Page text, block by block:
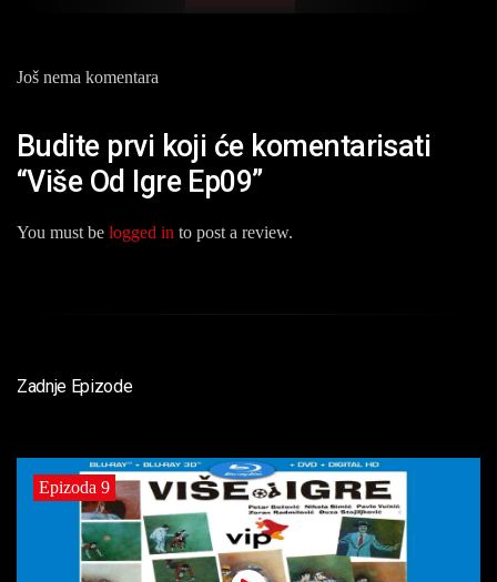
Još nema komentara
Budite prvi koji će komentarisati
“Više Od Igre Ep09”
You must be logged in to post a review.
Zadnje Epizode
Epizoda 9